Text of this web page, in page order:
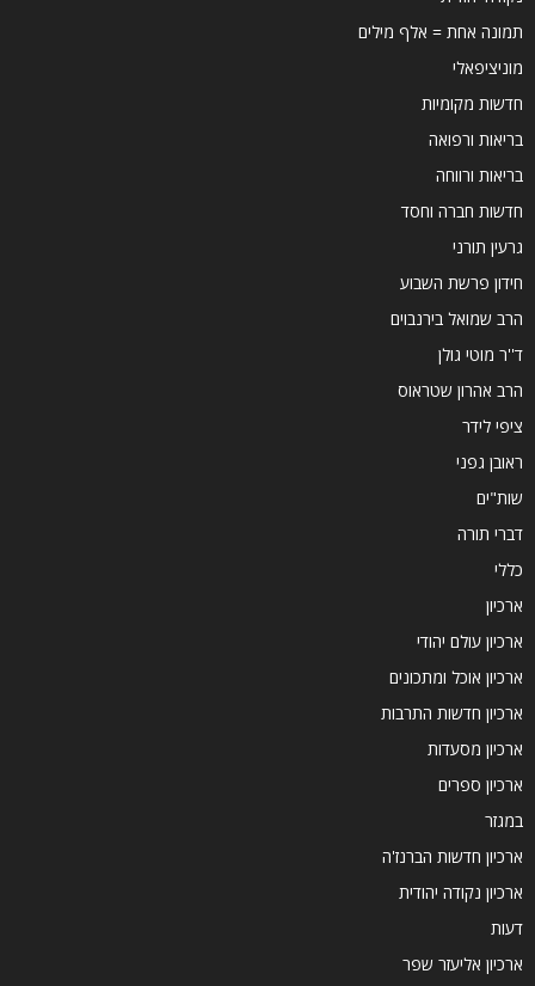
תמונה אחת = אלף מילים
מוניציפאלי
חדשות מקומיות
בריאות ורפואה
בריאות ורווחה
חדשות חברה וחסד
גרעין תורני
חידון פרשת השבוע
הרב שמואל בירנבוים
ד''ר מוטי גולן
הרב אהרון שטראוס
ציפי לידר
ראובן גפני
שות"ים
דברי תורה
כללי
ארכיון
ארכיון עולם יהודי
ארכיון אוכל ומתכונים
ארכיון חדשות התרבות
ארכיון מסעדות
ארכיון ספרים
במגזר
ארכיון חדשות הברנז'ה
ארכיון נקודה יהודית
דעות
ארכיון אליעזר שפר